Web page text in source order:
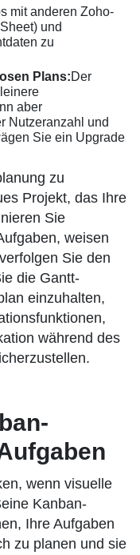
mit anderen Zoho-
und
zu
Plans:Der
aber
Nutzeranzahl und
Sie ein Upgrade
zu
Projekt, das Ihre
Sie
weisen
Sie den
die Gantt-
einzuhalten,
während des
wenn visuelle
Kanban-
Ihre Aufgaben
zu planen und sie